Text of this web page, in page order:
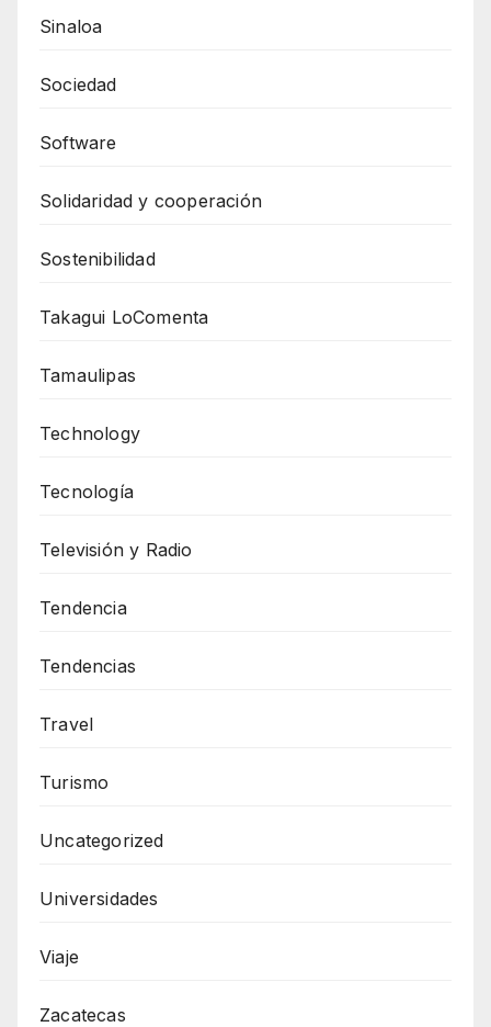
Sinaloa
Sociedad
Software
Solidaridad y cooperación
Sostenibilidad
Takagui LoComenta
Tamaulipas
Technology
Tecnología
Televisión y Radio
Tendencia
Tendencias
Travel
Turismo
Uncategorized
Universidades
Viaje
Zacatecas